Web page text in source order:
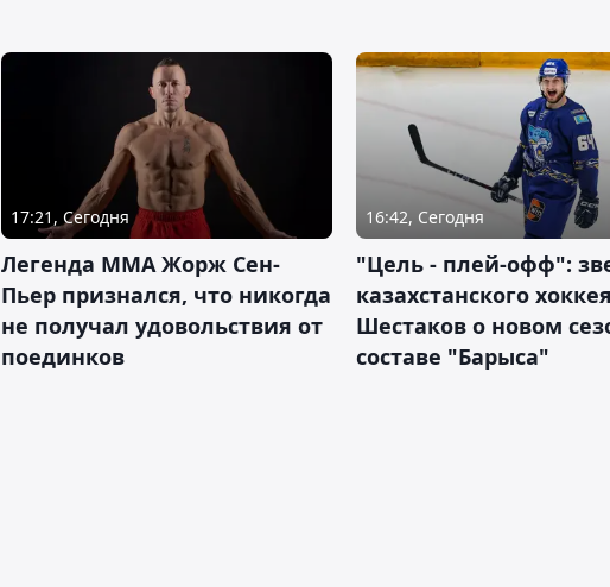
17:21, Сегодня
Легенда ММА Жорж Сен-
Пьер признался, что никогда
не получал удовольствия от
поединков
16:42, Сегодня
"Цель - плей-офф":
казахстанского хоккея
Шестаков о новом
составе "Барыса"